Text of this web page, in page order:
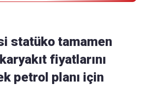
statüko tamamen
fiyatlarını
petrol planı için